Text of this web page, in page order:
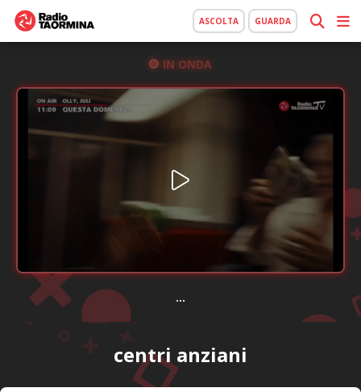
ASCOLTA GUARDA
IN ONDA
...
centri anziani